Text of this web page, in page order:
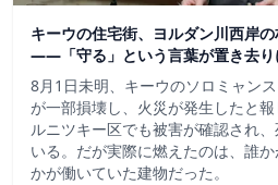
キーウの住宅街、ヨルダン川西岸
——「守る」という言葉が置き去り
8月1日未明、キーウのソロミャン
が一部損壊し、火災が発生したと
ルニツキー区でも被害が確認され
いる。だが実際に燃えたのは、誰
かが働いていた建物だった。